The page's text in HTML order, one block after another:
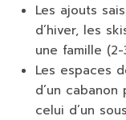
Les ajouts
d’hiver, les
une famille (2-
Les espaces
d’un
celui d’un